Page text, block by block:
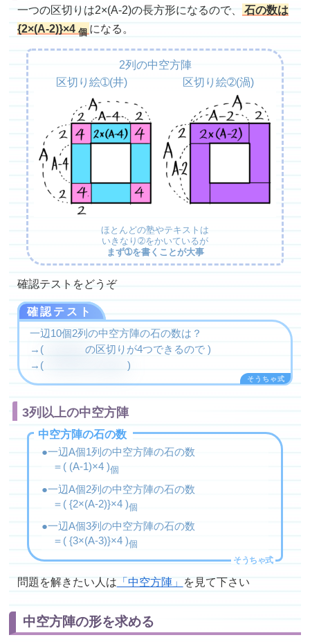
一つの区切りは2×(A-2)の長方形になるので、
石の数は
{2×(A-2)}×4 個 になる。
2列の中空方陣
区切り絵➀(井) 区切り絵➁(渦)
ほとんどの塾やテキストは
いきなり➁をかいているが
まず➀を書くことが大事
確認テストをどうぞ
確認テスト
一辺10個2列の中空方陣の石の数は？
→(
2×(10-2)の区切りが4つできるので )
→(
)
3列以上の中空方陣
中空方陣の石の数
一辺A個1列の中空方陣の石の数
＝( (A-1)×4 )個
一辺A個2列の中空方陣の石の数
＝( {2×(A-2)}×4 )個
一辺A個3列の中空方陣の石の数
＝( {3×(A-3)}×4 )個
問題を解きたい人は 「中空方陣」 を見て下さい
中空方陣の形を求める